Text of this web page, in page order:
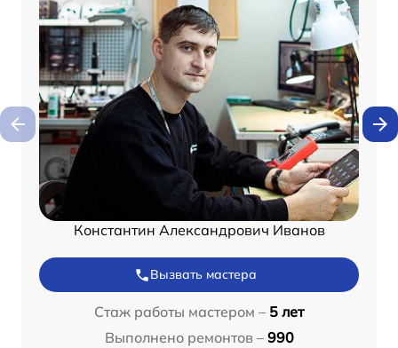
Константин Александрович Иванов
Вызвать мастера
Стаж работы мастером – 5 лет
Выполнено ремонтов – 990